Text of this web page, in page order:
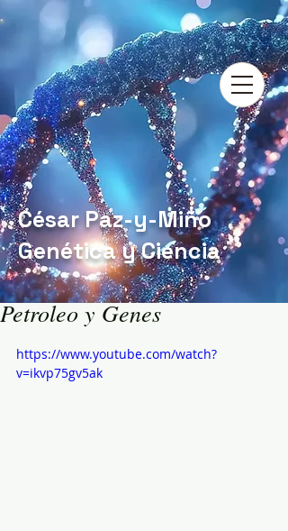
César Paz-y-Miño
Genética y Ciencia
Petroleo y Genes
https://www.youtube.com/watch?
v=ikvp75gv5ak